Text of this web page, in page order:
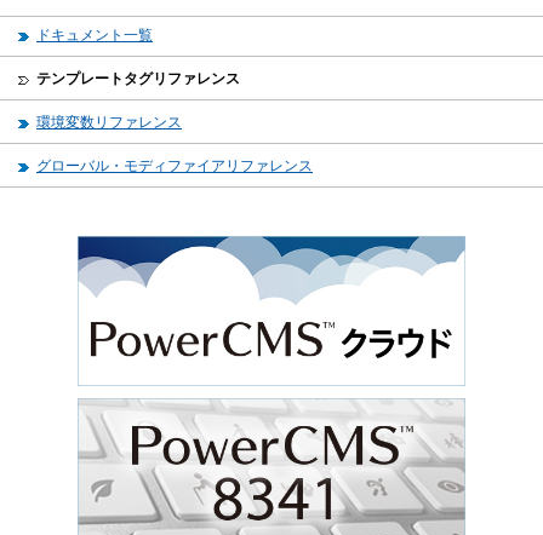
ドキュメント一覧
テンプレートタグリファレンス
環境変数リファレンス
グローバル・モディファイアリファレンス